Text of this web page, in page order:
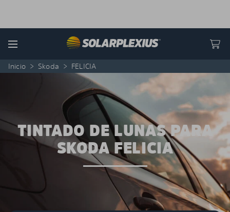
Menu
Inicio > Skoda > FELICIA
TINTADO DE LUNAS PARA
SKODA FELICIA